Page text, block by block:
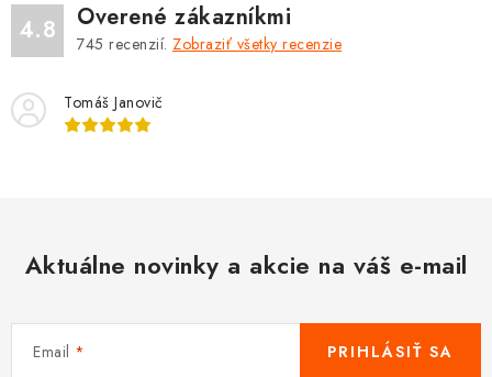
4.8 Overené zákazníkmi
745 recenzií. Zobraziť všetky recenzie
Tomáš Janovič
Aktuálne novinky a akcie na váš e-mail
Email PRIHLÁSIŤ SA